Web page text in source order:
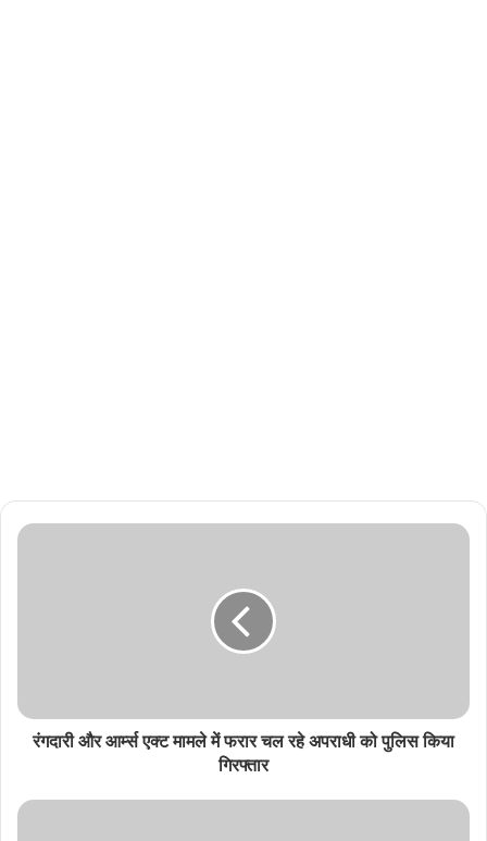
रंगदारी और आर्म्स एक्ट मामले में फरार चल रहे अपराधी को पुलिस किया
गिरफ्तार